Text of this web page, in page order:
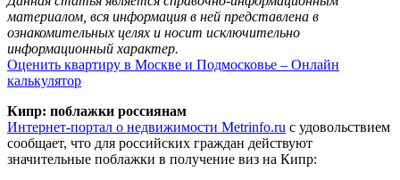
материалом, вся информация в ней представлена в
ознакомительных целях и носит исключительно
информационный характер.
Оценить квартиру в Москве и Подмосковье – Онлайн
калькулятор
Кипр: поблажки россиянам
Интернет-портал о недвижимости Metrinfo.ru с удовольствием
сообщает, что для российских граждан действуют
значительные поблажки в получение виз на Кипр: